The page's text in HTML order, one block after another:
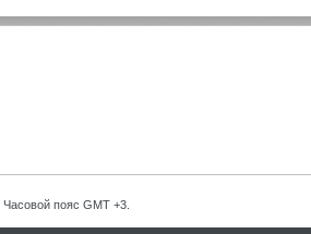
. Часовой пояс GMT +3.